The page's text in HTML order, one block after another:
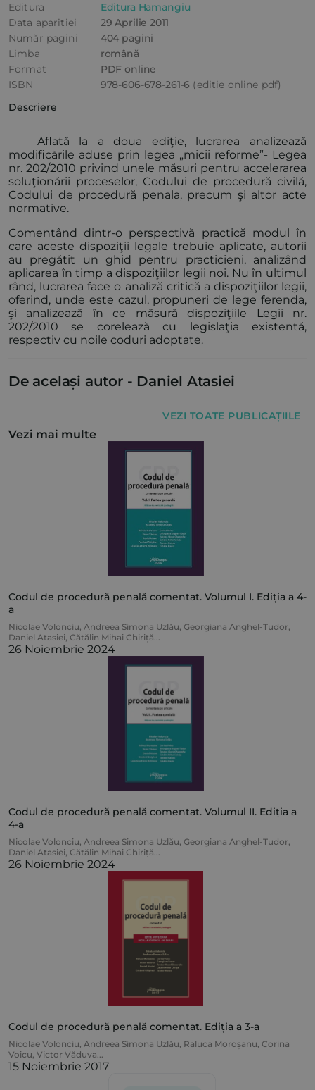
Editura
Editura Hamangiu
Data apariției
29 Aprilie 2011
Număr pagini
404 pagini
Limba
română
Format
PDF online
ISBN
978-606-678-261-6 (editie online pdf)
Descriere
Aflată la a doua ediţie, lucrarea analizează
modificările aduse prin legea „micii reforme”- Legea
nr. 202/2010 privind unele măsuri pentru accelerarea
soluţionării proceselor, Codului de procedură civilă,
Codului de procedură penala, precum şi altor acte
normative.
Comentând dintr-o perspectivă practică modul în
care aceste dispoziţii legale trebuie aplicate, autorii
au pregătit un ghid pentru practicieni, analizând
aplicarea în timp a dispoziţiilor legii noi. Nu în ultimul
rând, lucrarea face o analiză critică a dispoziţiilor legii,
oferind, unde este cazul, propuneri de lege ferenda,
şi analizează în ce măsură dispoziţiile Legii nr.
202/2010 se corelează cu legislaţia existentă,
respectiv cu noile coduri adoptate.
De același autor - Daniel Atasiei
VEZI TOATE PUBLICAȚIILE
Vezi mai multe
Codul de procedură penală comentat. Volumul I. Ediția a 4-
a
Nicolae Volonciu, Andreea Simona Uzlău, Georgiana Anghel-Tudor,
Daniel Atasiei, Cătălin Mihai Chiriță...
26 Noiembrie 2024
Codul de procedură penală comentat. Volumul II. Ediția a
4-a
Nicolae Volonciu, Andreea Simona Uzlău, Georgiana Anghel-Tudor,
Daniel Atasiei, Cătălin Mihai Chiriță...
26 Noiembrie 2024
Codul de procedură penală comentat. Ediția a 3-a
Nicolae Volonciu, Andreea Simona Uzlău, Raluca Moroșanu, Corina
Voicu, Victor Văduva...
15 Noiembrie 2017